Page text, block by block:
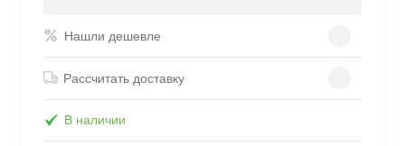
Нашли дешевле
Рассчитать доставку
В наличии